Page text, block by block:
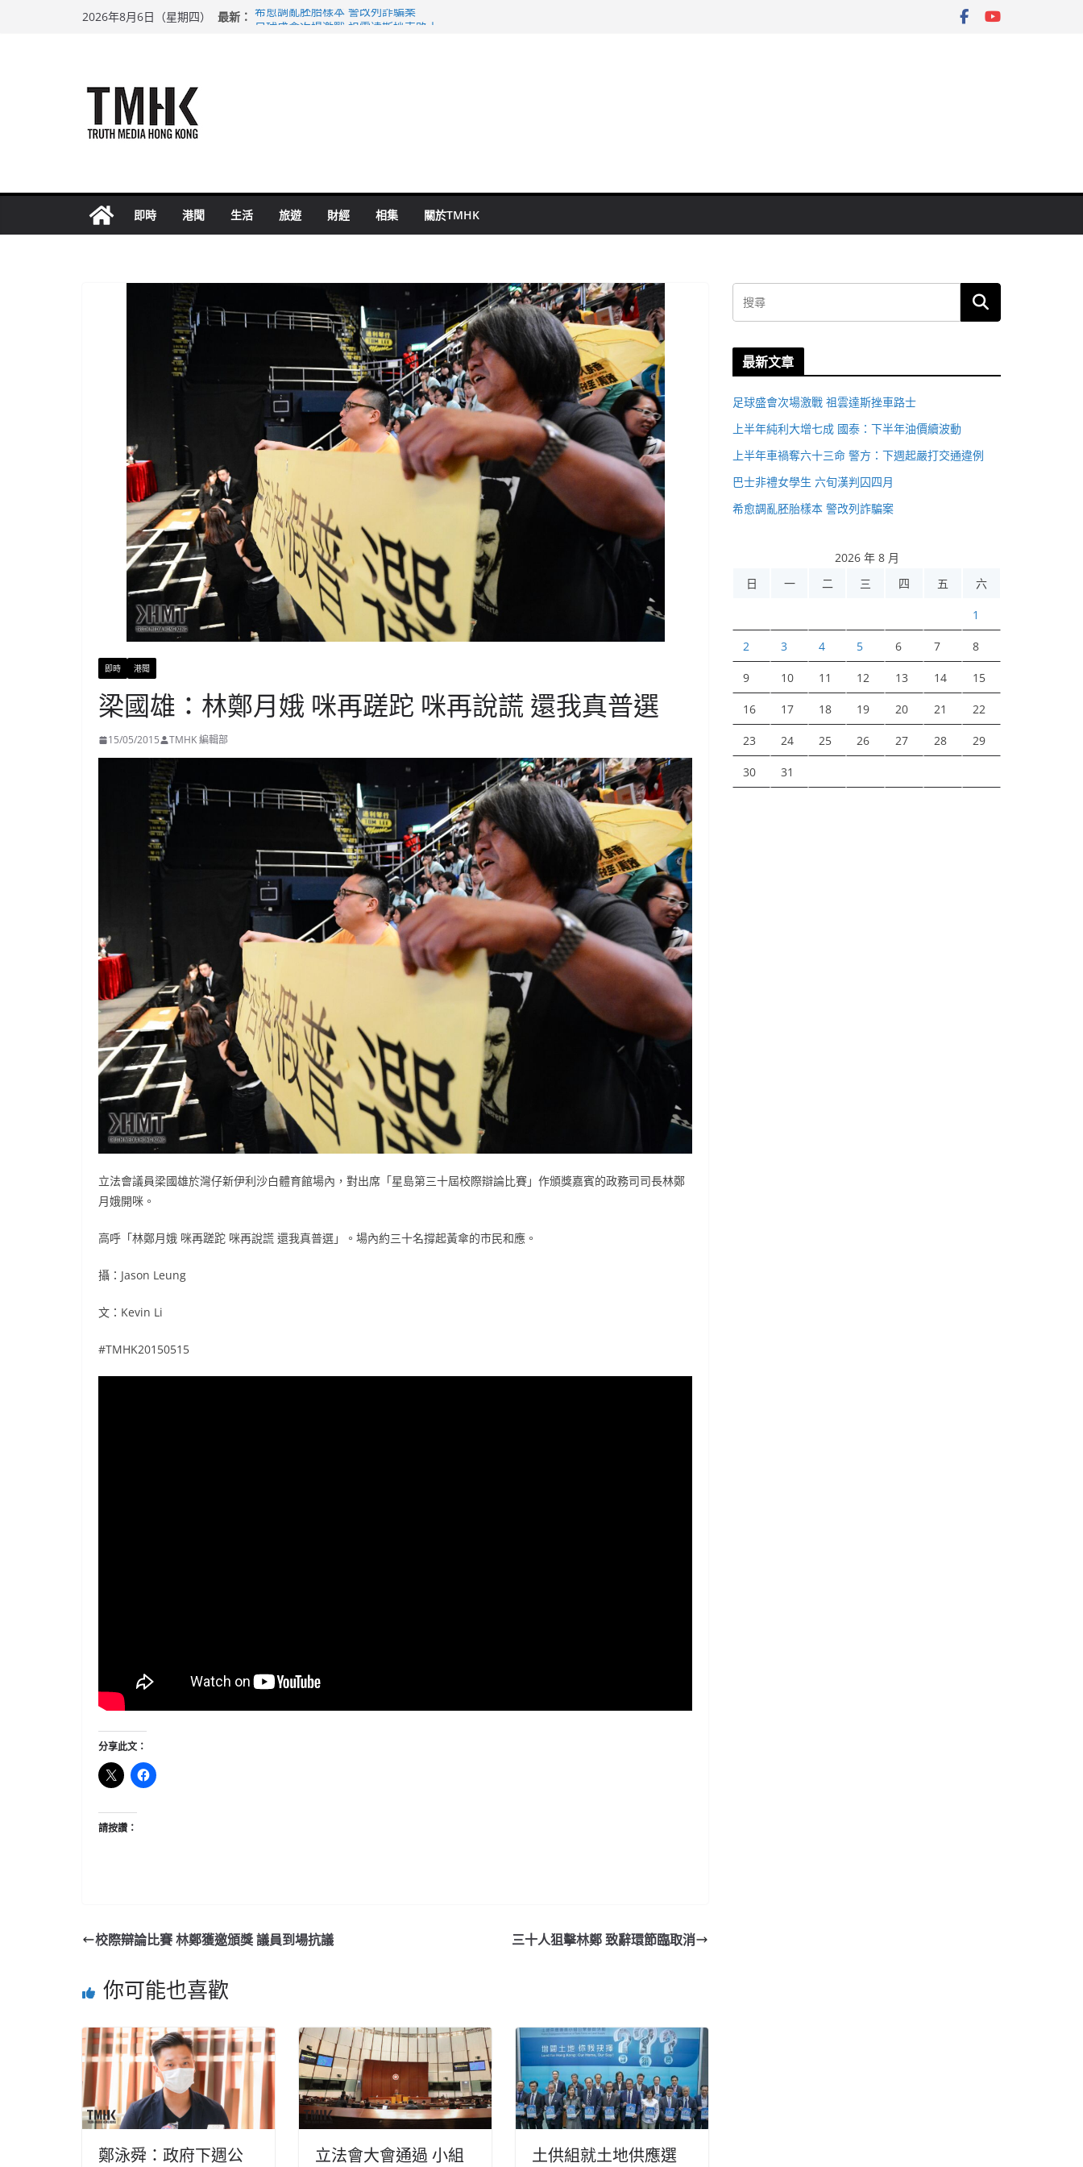
2026年8月6日（星期四） 最新： 希愈調亂胚胎樣本 警改列詐騙案
即時 港聞 生活 旅遊 財經 相集 關於TMHK
即時 港聞
梁國雄：林鄭月娥 咪再蹉跎 咪再說謊 還我真普選
15/05/2015 TMHK 編輯部
立法會議員梁國雄於灣仔新伊利沙白體育館場內，對出席「星島第三十屆校際辯論比賽」作頒獎嘉賓的政務司司長林鄭
月娥開咪。
高呼「林鄭月娥 咪再蹉跎 咪再說謊 還我真普選」。場內約三十名撐起黃傘的市民和應。
攝：Jason Leung
文：Kevin Li
#TMHK20150515
分享此文：
請按讚：
校際辯論比賽 林鄭獲邀頒獎 議員到場抗議 三十人狙擊林鄭 致辭環節臨取消
你可能也喜歡
鄭泳舜：政府下週公
立法會大會通過 小組
土供組就土地供應選
最新文章
足球盛會次場激戰 祖雲達斯挫車路士
上半年純利大增七成 國泰：下半年油價續波動
上半年車禍奪六十三命 警方：下週起嚴打交通違例
巴士非禮女學生 六旬漢判囚四月
希愈調亂胚胎樣本 警改列詐騙案
2026 年 8 月
日
一 二 三 四 五 六
1
2 3 4 5 6 7 8
9 10 11 12 13 14 15
16 17 18 19 20 21 22
23 24 25 26 27 28 29
30 31